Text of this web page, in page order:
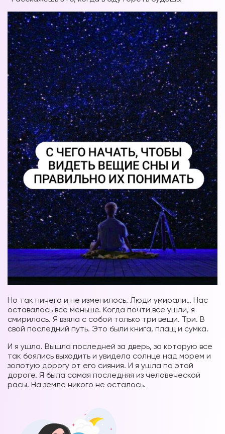
Но так ничего и не изменилось. Люди умирали… Нас
оставалось все меньше. Когда почти все ушли, я
смирилась. Я взяла с собой только три вещи. Три. В
свой последний путь. Это были книга, плащ и сумка.
И я ушла. Вышла последней за дверь, за которую все
так боялись выходить и увидела солнце над морем и
золотую дорогу от его сияния. И я ушла по этой
дороге. Я была самая последняя из человеческой
расы. На земле никого не осталось.